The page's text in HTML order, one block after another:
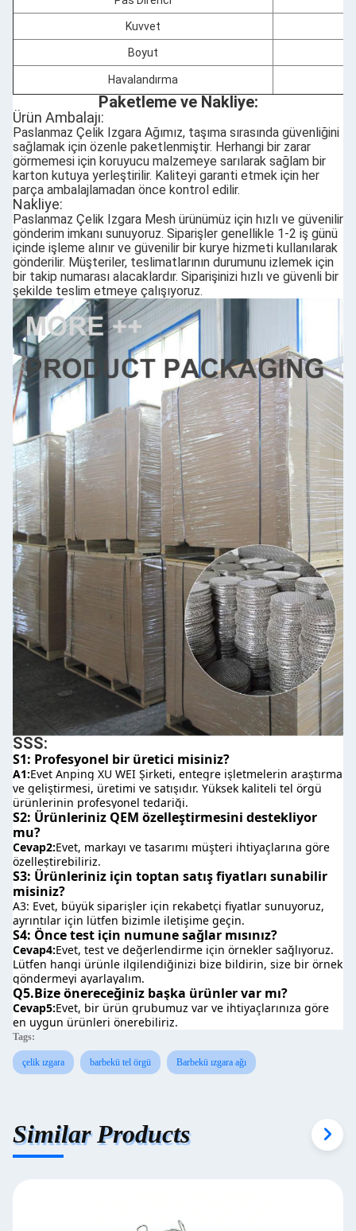
Kuvvet
Boyut
Havalandırma
Paketleme ve Nakliye:
Ürün Ambalajı:
Paslanmaz Çelik Izgara Ağımız, taşıma sırasında güvenliğini
sağlamak için özenle paketlenmiştir. Herhangi bir zarar
görmemesi için koruyucu malzemeye sarılarak sağlam bir
karton kutuya yerleştirilir. Kaliteyi garanti etmek için her
parça ambalajlamadan önce kontrol edilir.
Nakliye:
Paslanmaz Çelik Izgara Mesh ürünümüz için hızlı ve güvenilir
gönderim imkanı sunuyoruz. Siparişler genellikle 1-2 iş günü
içinde işleme alınır ve güvenilir bir kurye hizmeti kullanılarak
gönderilir. Müşteriler, teslimatlarının durumunu izlemek için
bir takip numarası alacaklardır. Siparişinizi hızlı ve güvenli bir
şekilde teslim etmeye çalışıyoruz.
SSS:
S1: Profesyonel bir üretici misiniz?
A1:Evet Anping XU WEI Şirketi, entegre işletmelerin araştırma
ve geliştirmesi, üretimi ve satışıdır. Yüksek kaliteli tel örgü
ürünlerinin profesyonel tedariği.
S2: Ürünleriniz QEM özelleştirmesini destekliyor
mu?
Cevap2:Evet, markayı ve tasarımı müşteri ihtiyaçlarına göre
özelleştirebiliriz.
S3: Ürünleriniz için toptan satış fiyatları sunabilir
misiniz?
A3: Evet, büyük siparişler için rekabetçi fiyatlar sunuyoruz,
ayrıntılar için lütfen bizimle iletişime geçin.
S4: Önce test için numune sağlar mısınız?
Cevap4:Evet, test ve değerlendirme için örnekler sağlıyoruz.
Lütfen hangi ürünle ilgilendiğinizi bize bildirin, size bir örnek
göndermeyi ayarlayalım.
Q5.Bize önereceğiniz başka ürünler var mı?
Cevap5:Evet, bir ürün grubumuz var ve ihtiyaçlarınıza göre
en uygun ürünleri önerebiliriz.
Tags:
çelik ızgara barbekü tel örgü Barbekü ızgara ağı
Similar Products